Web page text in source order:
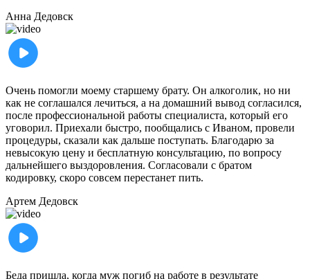
Анна Дедовск
Очень помогли моему старшему брату. Он алкоголик, но ни
как не соглашался лечиться, а на домашний вывод согласился,
после профессиональной работы специалиста, который его
уговорил. Приехали быстро, пообщались с Иваном, провели
процедуры, сказали как дальше поступать. Благодарю за
невысокую цену и бесплатную консультацию, по вопросу
дальнейшего выздоровления. Согласовали с братом
кодировку, скоро совсем перестанет пить.
Артем Дедовск
Беда пришла, когда муж погиб на работе в результате